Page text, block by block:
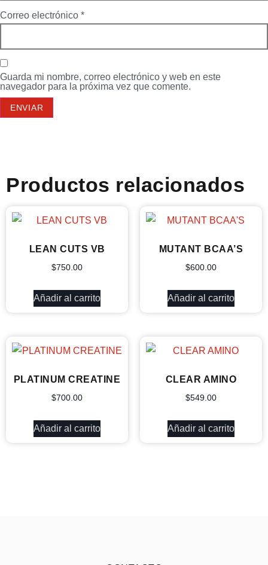
Correo electrónico *
Guarda mi nombre, correo electrónico y web en este
navegador para la próxima vez que comente.
Productos relacionados
LEAN CUTS VB
$750.00
Añadir al carrito
MUTANT BCAA’S
$600.00
Añadir al carrito
PLATINUM CREATINE
$700.00
Añadir al carrito
CLEAR AMINO
$549.00
Añadir al carrito